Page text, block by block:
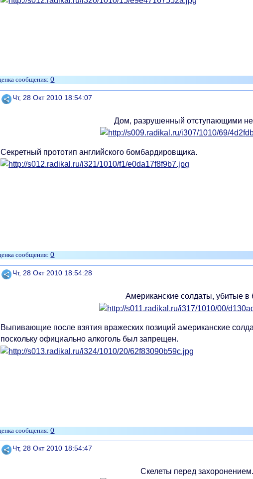
0
Поделиться
Чт, 28 Окт 2010 18:54:07
Дом, разрушенный отступающими
Секретный прототип английского бомбардировщика.
0
Поделиться
Чт, 28 Окт 2010 18:54:28
Американские солдаты, убитые в
Выпивающие после взятия вражеских позиций американские
поскольку официально алкоголь был запрещен.
0
Поделиться
Чт, 28 Окт 2010 18:54:47
Скелеты перед захоронением.